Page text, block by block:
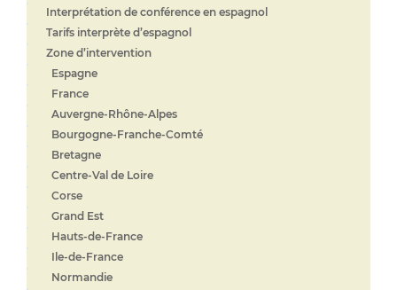
Interprétation de conférence en espagnol
Tarifs interprète d’espagnol
Zone d’intervention
Espagne
France
Auvergne-Rhône-Alpes
Bourgogne-Franche-Comté
Bretagne
Centre-Val de Loire
Corse
Grand Est
Hauts-de-France
Ile-de-France
Normandie